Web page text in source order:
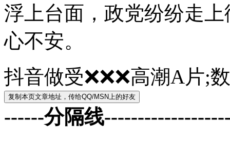
浮上台面，政党纷纷走
心不安。
抖音做受❌❌❌高潮A片;
------分隔线